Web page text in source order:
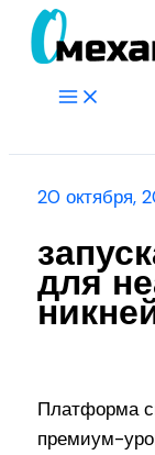
Перейти
Main
20 октября,
для
Платформа
премиум-